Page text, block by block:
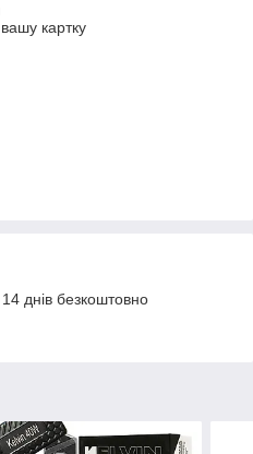
картку
днів безкоштовно